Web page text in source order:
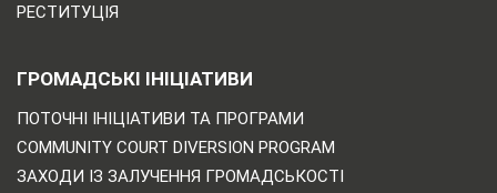
РЕСТИТУЦІЯ
ГРОМАДСЬКІ ІНІЦІАТИВИ
ПОТОЧНІ ІНІЦІАТИВИ ТА ПРОГРАМИ
COMMUNITY COURT DIVERSION PROGRAM
ЗАХОДИ ІЗ ЗАЛУЧЕННЯ ГРОМАДСЬКОСТІ